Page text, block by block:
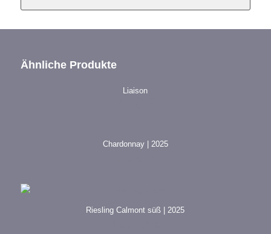
Ähnliche Produkte
Liaison
Chardonnay | 2025
Riesling Calmont süß | 2025